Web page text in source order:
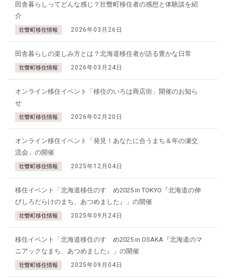
田舎暮らしってどんな感じ？壮瞥町移住者の感想と体験談を紹
介
壮瞥町移住情報 2026年03月26日
田舎暮らしの楽しみ方とは？北海道移住者が語る豊かな日常
壮瞥町移住情報 2026年03月24日
オンライン移住イベント「移住のいろは商店街」開催のお知ら
せ
壮瞥町移住情報 2026年02月20日
オンライン移住イベント「発見！あなたに合うまち＆年の瀬交
流会」の開催
壮瞥町移住情報 2025年12月04日
移住イベント「北海道移住のすゝめ2025 in TOKYO『北海道の伸
びしろだらけのまち、あつめました』」の開催
壮瞥町移住情報 2025年09月24日
移住イベント「北海道移住のすゝめ2025 in OSAKA『北海道のマ
ニアックなまち、あつめました』」の開催
壮瞥町移住情報 2025年09月04日